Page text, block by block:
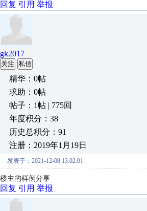
回复 引用 举报
gk2017
关注 私信
精华：0帖
求助：0帖
帖子：1帖 | 775回
年度积分：38
历史总积分：91
注册：2019年1月19日
发表于：2021-12-08 13:02:01
楼主的样例分享
回复 引用 举报